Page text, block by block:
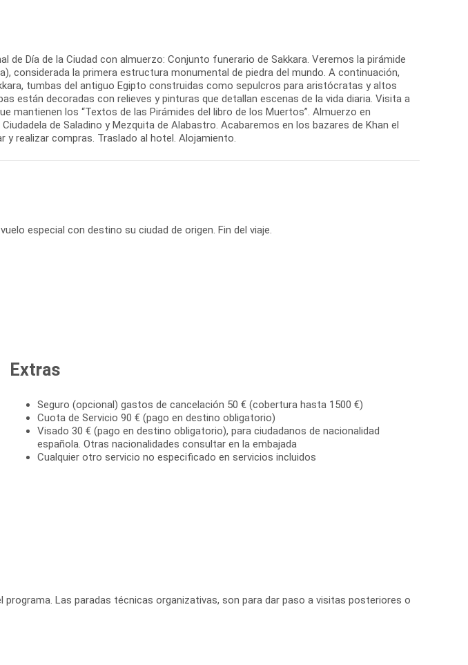
de Día de la Ciudad con almuerzo: Conjunto funerario de Sakkara. Veremos la pirámide
considerada la primera estructura monumental de piedra del mundo. A continuación,
tumbas del antiguo Egipto construidas como sepulcros para aristócratas y altos
están decoradas con relieves y pinturas que detallan escenas de la vida diaria. Visita a
mantienen los “Textos de las Pirámides del libro de los Muertos”. Almuerzo en
de Saladino y Mezquita de Alabastro. Acabaremos en los bazares de Khan el
y realizar compras. Traslado al hotel. Alojamiento.
Extras
Seguro (opcional) gastos de cancelación 50 € (cobertura hasta 1500 €)
Cuota de Servicio 90 € (pago en destino obligatorio)
Visado 30 € (pago en destino obligatorio), para ciudadanos de nacionalidad
española. Otras nacionalidades consultar en la embajada
Cualquier otro servicio no especificado en servicios incluidos
Las paradas técnicas organizativas, son para dar paso a visitas posteriores o